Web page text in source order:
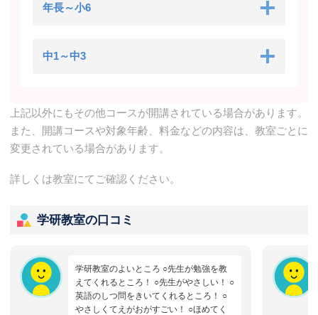
年長～小6
中1～中3
上記以外にもその他コースが開講されている場合があります。
また、開講コースや対象年齢、料金などの内容は、教室ごとに
変更されている場合があります。
詳しくは教室にてご確認ください。
学研教室の口コミ
学研教室のよいところ ○先生が勉強を教
えてくれるところ！ ○先生がやさしい！ ○
英語のしつ問をきいてくれるところ！ ○
やさしくてえがおがすごい！ ○ほめてく